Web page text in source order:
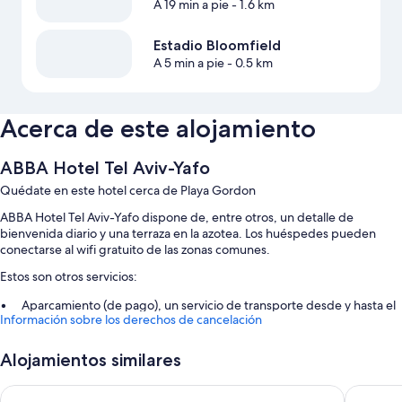
A 19 min a pie- 1.6 km
Estadio Bloomfield
A 5 min a pie- 0.5 km
Acerca de este alojamiento
ABBA Hotel Tel Aviv-Yafo
Quédate en este hotel cerca de Playa Gordon
ABBA Hotel Tel Aviv-Yafo dispone de, entre otros, un detalle de
bienvenida diario y una terraza en la azotea. Los huéspedes pueden
conectarse al wifi gratuito de las zonas comunes.
Estos son otros servicios:
Aparcamiento (de pago), un servicio de transporte desde y hasta el
aeropuerto (de pago) y un punto de recarga para coches
Salas de reuniones, muebles de exterior y una caja fuerte en
recepción
Información sobre los derechos de cancelación
Alojamientos similares
Joseph Hotel TLV Alberto